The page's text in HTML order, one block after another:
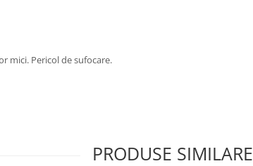
mici. Pericol de sufocare.
PRODUSE SIMILARE